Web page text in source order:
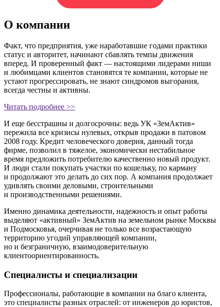
О компании
Факт, что предприятия, уже наработавшие годами практики
статус и авторитет, начинают сбавлять темпы движения
вперед. И проверенный факт — настоящими лидерами ниши
и любимцами клиентов становятся те компании, которые не
устают прогрессировать, не знают синдромов выгорания,
всегда честны и активны.
Читать подробнее >>
И еще бесстрашны и долгосрочны: ведь УК «ЗемАктив»
пережила все кризисы нулевых, открыв продажи в патовом
2008 году. Кредит человеческого доверия, данный тогда
фирме, позволил в тяжелое, экономически нестабильное
время предложить потребителю качественно новый продукт.
И люди стали покупать участки по кошельку, по карману
и продолжают это делать до сих пор. А компания продолжает
удивлять своими деловыми, строительными
и производственными решениями.
Именно динамика деятельности, надежность и опыт работы
выделяют «активный» ЗемАктив на земельном рынке Москвы
и Подмосковья, очерчивая не только все возрастающую
территорию угодий управляющей компании,
но и безграничную, взаимодоверительную
клиентоориентированность.
Специалисты и специализации
Профессионалы, работающие в компании на благо клиента,
это специалисты разных отраслей: от инженеров до юристов,